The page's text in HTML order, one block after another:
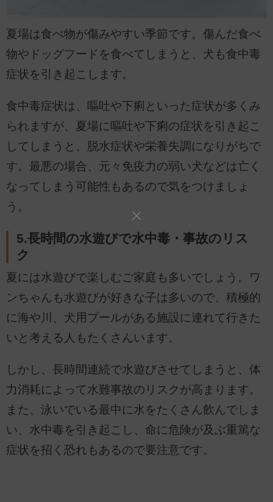
夏場は食べ物が傷みやすい季節です。傷んだ食べ
物やドッグフードを食べてしまうと、犬も食中毒
症状を引き起こします。
食中毒症状は、嘔吐や下痢といった症状が多くみ
られますが、夏場に嘔吐や下痢の症状を引き起こ
してしまうと、脱水症状や栄養失調になりがちで
す。最悪の場合、元々免疫力の弱い犬などは亡く
なってしまう可能性もあるので気をつけましょ
う。
5.長時間の水遊びで水中毒・事故のリス
ク
夏には水遊びで楽しむご家庭も多いでしょう。ワ
ンちゃんも水遊びが好きな子は多いので、積極的
に海や川、犬用プールがある施設に連れて行きた
いと考える人もたくさんいます。
しかし、長時間連続で水遊びさせてしまうと、体
力消耗によって水難事故のリスクが高まります。
また、泳いでいる最中に水をたくさん飲んでしま
い、水中毒を引き起こし、命に危険が及ぶ重篤な
症状を招く恐れもあるので要注意です。